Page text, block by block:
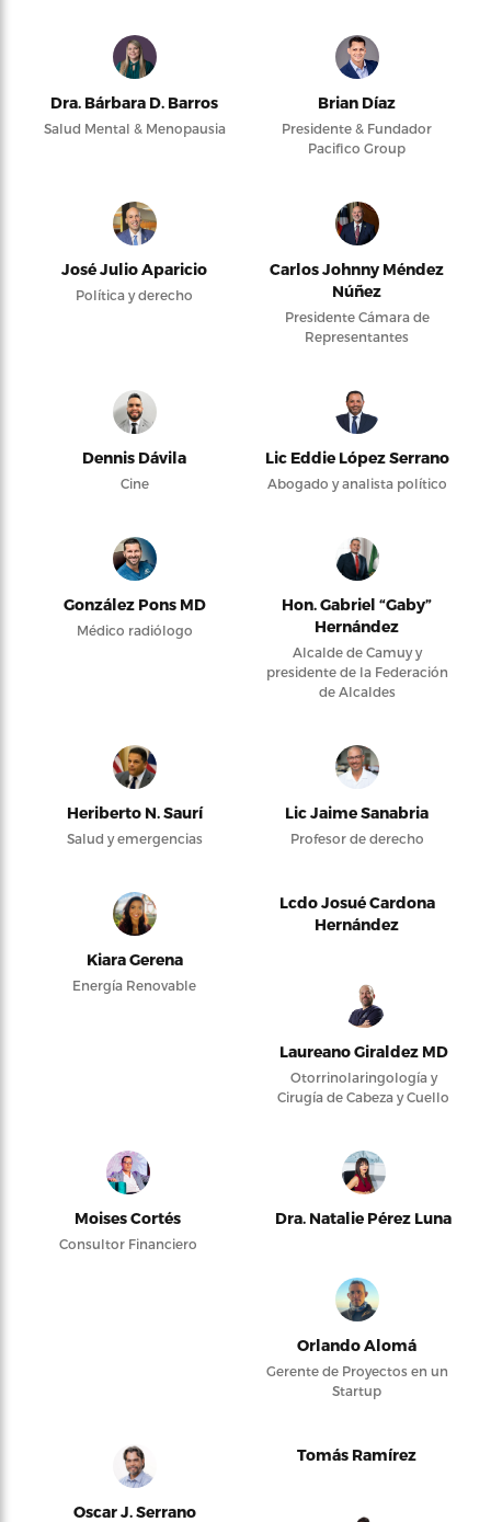
Dra. Bárbara D. Barros
Salud Mental & Menopausia
Brian Díaz
Presidente & Fundador
Pacifico Group
José Julio Aparicio
Política y derecho
Carlos Johnny Méndez
Núñez
Presidente Cámara de
Representantes
Dennis Dávila
Cine
Lic Eddie López Serrano
Abogado y analista político
González Pons MD
Médico radiólogo
Hon. Gabriel “Gaby”
Hernández
Alcalde de Camuy y
presidente de la Federación
de Alcaldes
Heriberto N. Saurí
Salud y emergencias
Lic Jaime Sanabria
Profesor de derecho
Kiara Gerena
Energía Renovable
Lcdo Josué Cardona
Hernández
Laureano Giraldez MD
Otorrinolaringología y
Cirugía de Cabeza y Cuello
Moises Cortés
Consultor Financiero
Dra. Natalie Pérez Luna
Orlando Alomá
Gerente de Proyectos en un
Startup
Oscar J. Serrano
Tomás Ramírez